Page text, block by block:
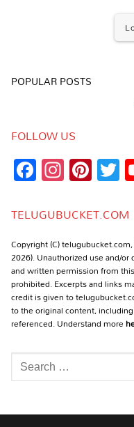
POPULAR POSTS
FOLLOW US
Facebook
TELUGUBUCKET.COM
Copyright (C)
2026). Unauthorized use and/
and written permission from
prohibited. Excerpts and links
credit is given to
to the original content,
referenced. Understand more
Search
for: